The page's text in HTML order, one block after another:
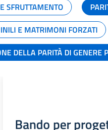
SFRUTTAMENTO
E MATRIMONI FORZATI
DELLA PARITÀ DI GENERE
Bando per